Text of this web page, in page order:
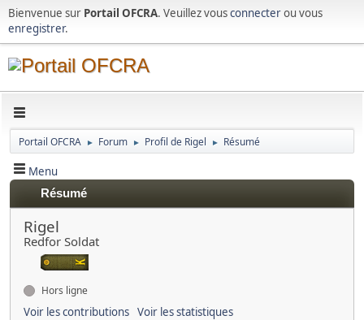
Bienvenue sur Portail OFCRA. Veuillez vousconnecterou vous
enregistrer.
Portail OFCRA ► Forum ► Profil de Rigel ► Résumé
Menu
Résumé
Rigel
Redfor Soldat
Hors ligne
Voir les contributions Voir les statistiques